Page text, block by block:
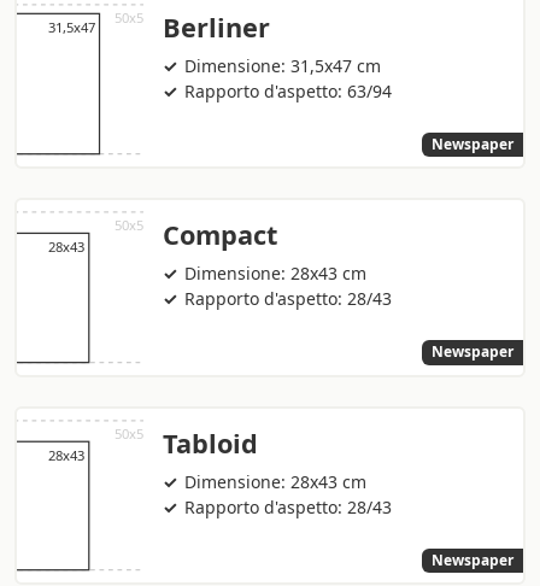
Berliner
Dimensione: 31,5x47 cm
Rapporto d'aspetto: 63/94
Newspaper
Compact
Dimensione: 28x43 cm
Rapporto d'aspetto: 28/43
Newspaper
Tabloid
Dimensione: 28x43 cm
Rapporto d'aspetto: 28/43
Newspaper